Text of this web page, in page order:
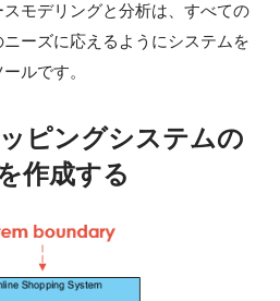
モデリングと分析は、すべての
ーズに応えるようにシステムを
ルです。
ピングシステムの
作成する